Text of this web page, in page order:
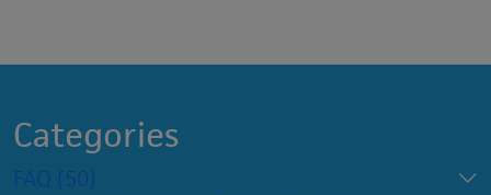
Categories
FAQ (50)